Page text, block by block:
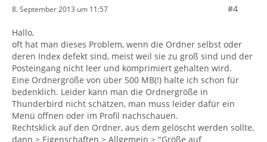
8. September 2013 um 11:57 #4
Hallo,
oft hat man dieses Problem, wenn die Ordner selbst oder
deren Index defekt sind, meist weil sie zu groß sind und der
Posteingang nicht leer und komprimiert gehalten wird.
Eine Ordnergröße von über 500 MB(!) halte ich schon für
bedenklich. Leider kann man die Ordnergröße in
Thunderbird nicht schätzen, man muss leider dafür ein
Menü öffnen oder im Profil nachschauen.
Rechtsklick auf den Ordner, aus dem gelöscht werden sollte,
dann > Eigenschaften > Allgemein > "Größe auf